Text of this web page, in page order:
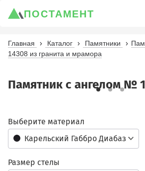
ПОСТАМЕНТ
Главная Каталог Памятники
14308 из гранита и мрамора
Памятник с ангелом №
Карельский Габбро Диабаз
Выберите материал
Размер стелы